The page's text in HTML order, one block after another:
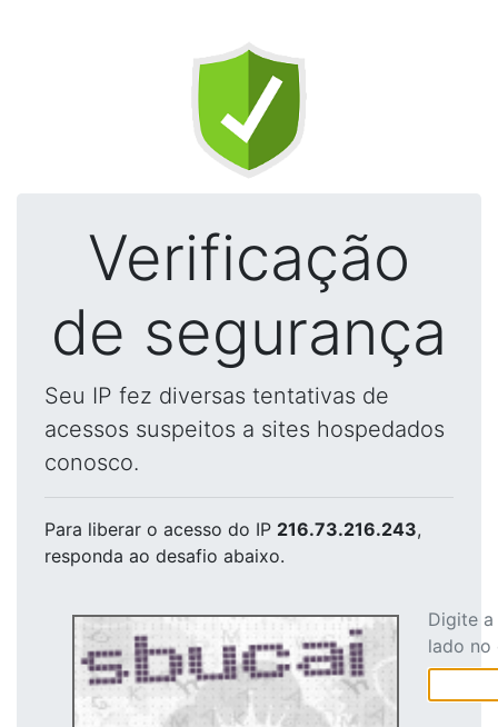
Verificação
de segurança
Seu IP fez diversas tentativas de
acessos suspeitos a sites hospedados
conosco.
Para liberar o acesso do IP 216.73.216.243,
responda ao desafio abaixo.
Digite
lado no